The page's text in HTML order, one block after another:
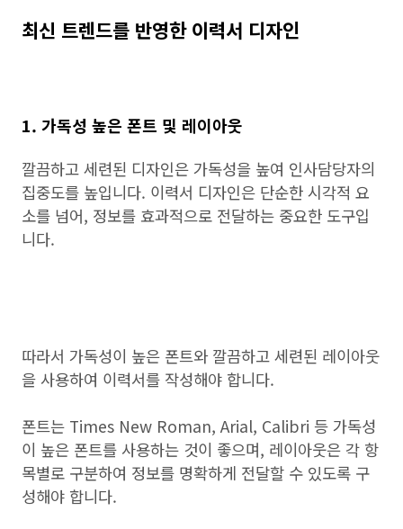
최신 트렌드를 반영한 이력서 디자인
1. 가독성 높은 폰트 및 레이아웃
깔끔하고 세련된 디자인은 가독성을 높여 인사담당자의
집중도를 높입니다. 이력서 디자인은 단순한 시각적 요
소를 넘어, 정보를 효과적으로 전달하는 중요한 도구입
니다.
따라서 가독성이 높은 폰트와 깔끔하고 세련된 레이아웃
을 사용하여 이력서를 작성해야 합니다.
폰트는 Times New Roman, Arial, Calibri 등 가독성
이 높은 폰트를 사용하는 것이 좋으며, 레이아웃은 각 항
목별로 구분하여 정보를 명확하게 전달할 수 있도록 구
성해야 합니다.